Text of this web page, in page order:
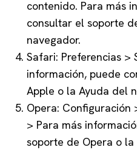
contenido. Para más
consultar el soporte
navegador.
Safari: Preferencias >
información, puede
Apple o la Ayuda del
Opera: Configuración
> Para más
soporte de Opera o